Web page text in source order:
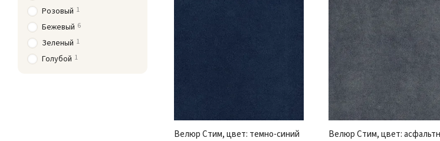
Велюр Стим, цвет: темно-синий Велюр Стим, цвет:
Розовый 1
Бежевый 6
Зеленый 1
Голубой 1